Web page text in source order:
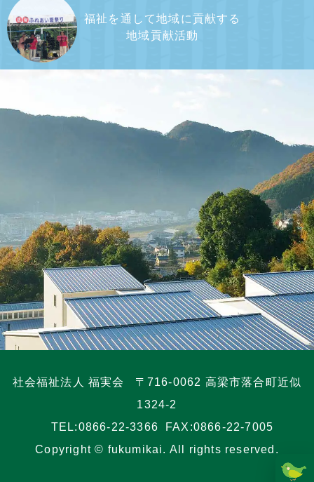
福祉を通して地域に貢献する
地域貢献活動
社会福祉法人 福実会
〒716-0062 高梁市落合町近似
1324-2
TEL:0866-22-3366
FAX:0866-22-7005
Copyright © fukumikai. All rights reserved.